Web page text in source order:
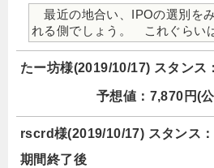
最近の地合い、IPOの選別を
れる側でしょう。 これぐらい
たー坊様(2019/10/17) スタンス
予想値：7,870円(
rscrd様(2019/10/17) スタンス
期間終了後